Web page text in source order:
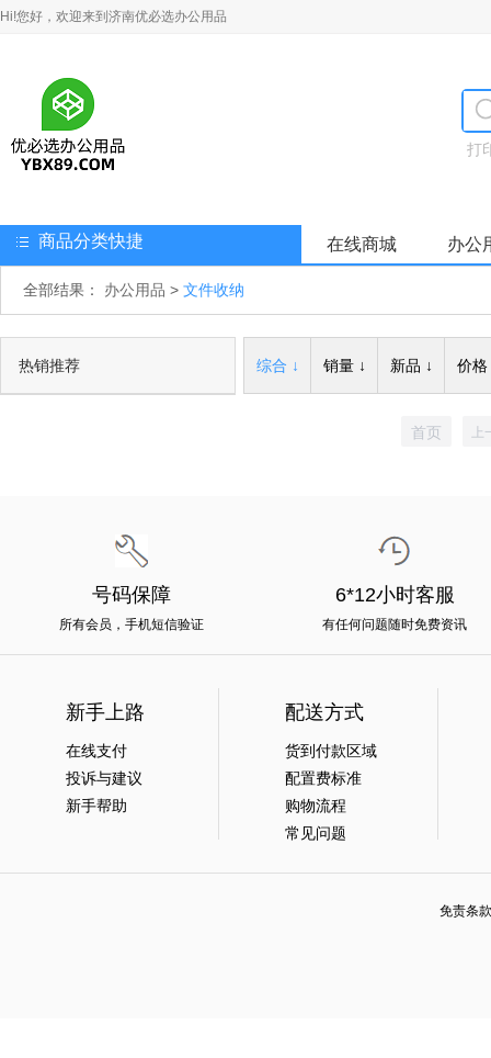
Hi!您好，欢迎来到济南优必选办公用品
打
商品分类快捷 在线商城 办公
全部结果： 办公用品 > 文件收纳
热销推荐 综合 ↓ 销量 ↓ 新品 ↓ 价格
首页 上
号码保障
所有会员，手机短信验证
6*12小时客服
有任何问题随时免费资讯
新手上路
在线支付
投诉与建议
新手帮助
配送方式
货到付款区域
配置费标准
购物流程
常见问题
免责条款